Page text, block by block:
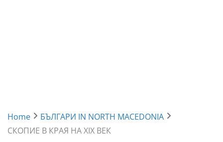
Home
БЪЛГАРИ IN NORTH MACEDONIA
СКОПИЕ В КРАЯ НА XIX ВЕК